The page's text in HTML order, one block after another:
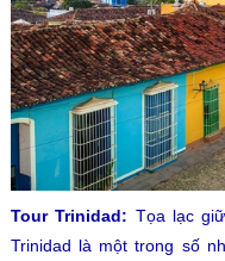
Tour Trinidad: Tọa lạc
Trinidad là một trong số